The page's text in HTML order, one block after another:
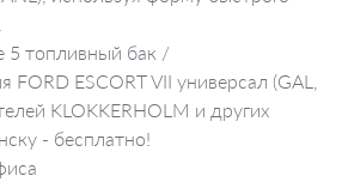
5 топливный бак /
ESCORT VII универсал (GAL,
KLOKKERHOLM и других
- бесплатно!